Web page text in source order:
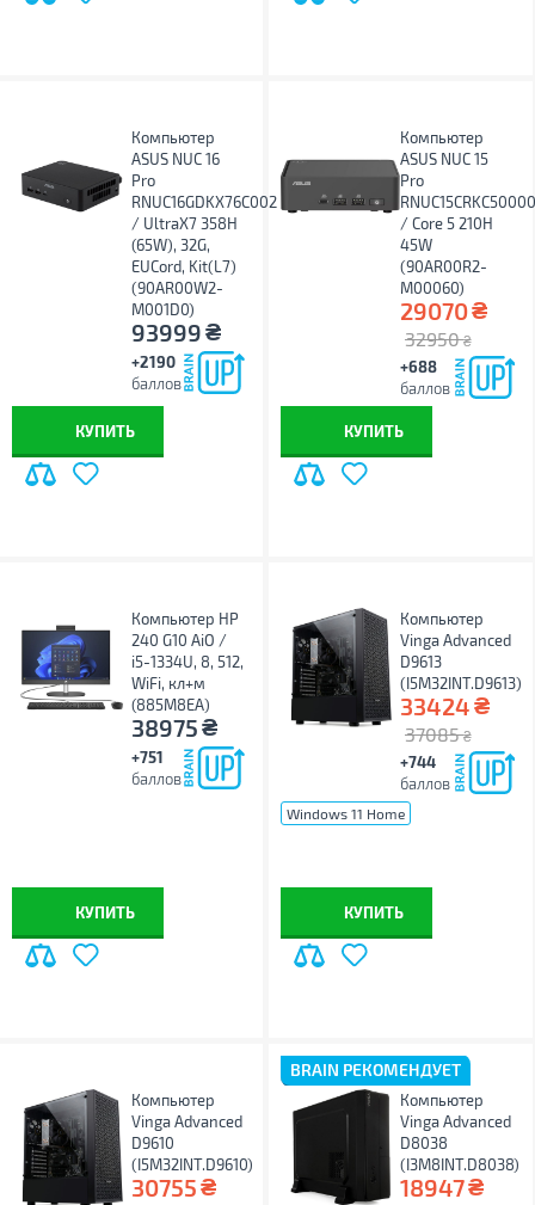
Компьютер
ASUS NUC 16
Pro
RNUC16GDKX76C002
/ UltraX7 358H
(65W), 32G,
EUCord, Kit(L7)
(90AR00W2-
M001D0)
93999₴
+2190
баллов
КУПИТЬ
Компьютер
ASUS NUC 15
Pro
/ Core 5 210H
45W
(90AR00R2-
M00060)
29070₴
32950 ₴
+688
баллов
КУПИТЬ
Компьютер HP
240 G10 AiO /
i5-1334U, 8, 512,
WiFi, кл+м
(885M8EA)
38975₴
+751
баллов
КУПИТЬ
Компьютер
Vinga Advanced
D9613
(I5M32INT.D9613)
33424₴
37085 ₴
+744
баллов
Windows 11 Home
КУПИТЬ
Компьютер
Vinga Advanced
D9610
(I5M32INT.D9610)
30755₴
BRAIN РЕКОМЕНДУЕТ
Компьютер
Vinga Advanced
D8038
(I3M8INT.D8038)
18947₴